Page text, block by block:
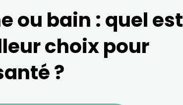
ou bain : quel est
choix pour
?